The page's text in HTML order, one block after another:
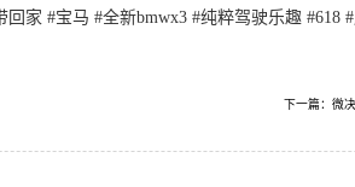
#宝马 #全新bmwx3 #纯粹驾驶乐趣 #618
下一篇：微